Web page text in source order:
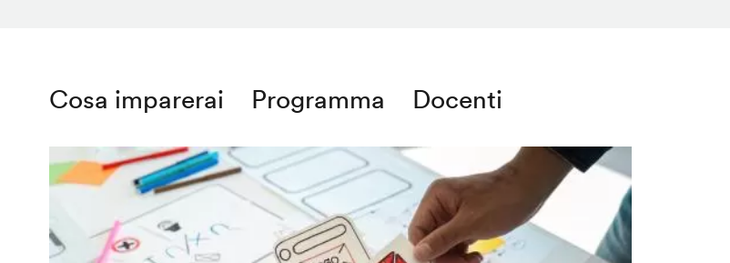
Cosa imparerai Programma Docenti